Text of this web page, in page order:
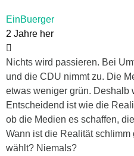
EinBuerger
2 Jahre her
Nichts wird passieren. Bei
und die CDU nimmt zu. Die
etwas weniger grün. Deshalb
Entscheidend ist wie die
ob die Medien es schaffen,
Wann ist die Realität
wählt? Niemals?